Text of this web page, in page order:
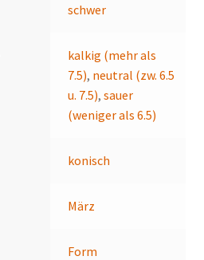
schwer
kalkig (mehr als
7.5), neutral (zw. 6.5
u. 7.5),sauer
(weniger als 6.5)
konisch
März
Form